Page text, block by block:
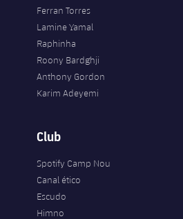
Ferran Torres
Lamine Yamal
Raphinha
Roony Bardghji
Anthony Gordon
Karim Adeyemi
Club
Spotify Camp Nou
Canal ético
Escudo
Himno